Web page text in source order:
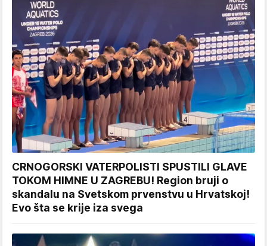
CRNOGORSKI VATERPOLISTI SPUSTILI GLAVE
TOKOM HIMNE U ZAGREBU! Region bruji o
skandalu na Svetskom prvenstvu u Hrvatskoj!
Evo šta se krije iza svega